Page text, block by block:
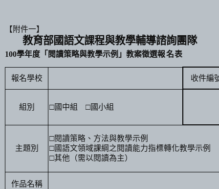
【附件一】
教育部國語文課程與教學輔導諮詢團隊
100學年度「閱讀策略與教學示例」教案徵選報名表
報名學校 收件編
組別 □國中組 □國小組
主題別
□閱讀策略、方法與教學示例
□國語文領域課綱之閱讀能力指標轉化教學示例
□其他（需以閱讀為主）
作品名稱